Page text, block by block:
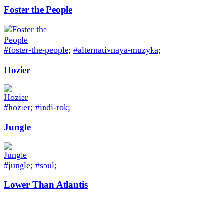
Foster the People
#foster-the-people; #alternativnaya-muzyka;
Hozier
#hozier; #indi-rok;
Jungle
#jungle; #soul;
Lower Than Atlantis